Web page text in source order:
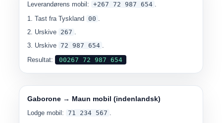
Leverandørens mobil: +267 72 987 654 .
Tast fra Tyskland
00 .
Urskive 267 .
Urskive 72 987 654 .
Resultat:
00267 72 987 654
Gaborone → Maun mobil (indenlandsk)
Lodge mobil: 71 234 567 .